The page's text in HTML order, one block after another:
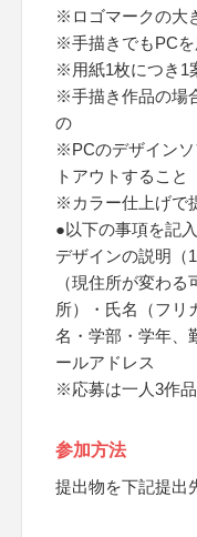
※ロゴマークの大
※手描きでもPC
※用紙1枚につき1
※手描き作品の場
の
※PCのデザインソ
トアウトすること
※カラー仕上げで
●以下の事項を記
デザインの説明（
（現住所が変わ
所）・氏名（フリ
名・学部・学年、
ールアドレス
※応募は一人3作
参加方法
提出物を下記提出